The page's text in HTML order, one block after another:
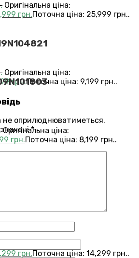
Оригінальна ціна:
грн.Поточна ціна: 25,999 грн..
Оригінальна ціна:
грн.Поточна ціна: 9,199 грн..
Оригінальна ціна:
грн.Поточна ціна: 8,199 грн..
грн.Поточна ціна: 14,299 грн..
оприлюднюватиметься.
*